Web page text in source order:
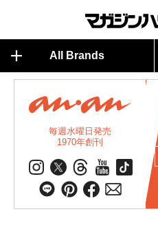
All Brands
毎週水曜日発売
1970年創刊